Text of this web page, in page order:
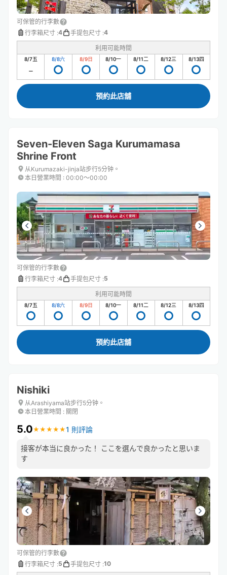
可保管的行李數
行李箱尺寸 :4 手提包尺寸 :4
利用可能時間
8/7五 8/8六 8/9日 8/10一 8/11二 8/12三 8/13四
預約此店舖
Seven-Eleven Saga Kurumamasa
Shrine Front
从Kurumazaki-jinja站步行5分钟。
本日營業時間 : 00:00〜00:00
可保管的行李數
行李箱尺寸 :4 手提包尺寸 :5
利用可能時間
8/7五 8/8六 8/9日 8/10一 8/11二 8/12三 8/13四
預約此店舖
Nishiki
从Arashiyama站步行5分钟。
本日營業時間 : 關閉
5.0★ ★ ★ ★ ★
★ ★ ★ ★ ★1 則評論
接客が本当に良かった！ ここを選んで良かったと思いま
す
可保管的行李數
行李箱尺寸 :5 手提包尺寸 :10